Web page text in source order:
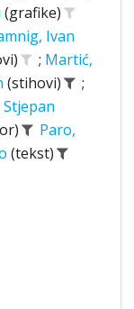
(grafike)
Ivan
; Martić,
(stihovi)
;
Stjepan
Paro,
(tekst)